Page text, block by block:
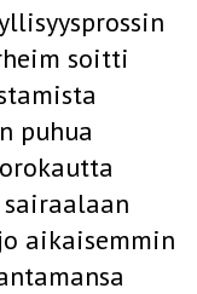
soitti
puhua
aikaisemmin